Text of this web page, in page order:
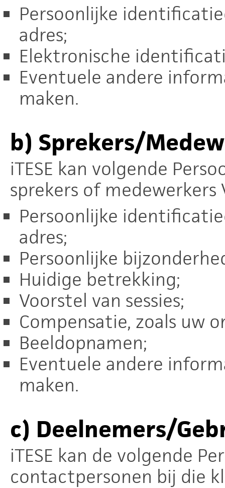
Persoonlijke
adres;
Elektronische
Eventuele andere
maken.
b) Sprekers/
iTESE kan volgende
sprekers of medewerkers
Persoonlijke
adres;
Persoonlijke
Huidige betrekking;
Voorstel van sessies;
Compensatie, zoals uw
Beeldopnamen;
Eventuele andere
maken.
c) Deelnemers/
iTESE kan de volgende
contactpersonen bij die